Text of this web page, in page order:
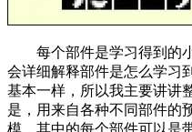
每个部件是学习得到的小
会详细解释部件是怎么学习
基本一样，所以我主要讲讲
是，用来自各种不同部件的
模，其中的每个部件可以是